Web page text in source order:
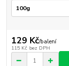
129 Kč/balení
115 Kč bez DPH